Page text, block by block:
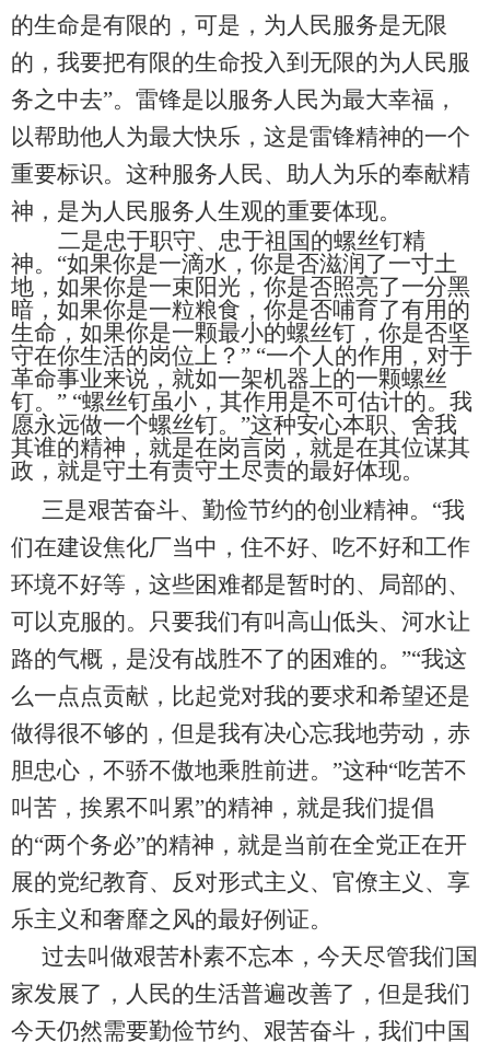
的生命是有限的，可是，为人民服务是无限
的，我要把有限的生命投入到无限的为人民服
务之中去”。 雷锋是以服务人民为最大幸福，
以帮助他人为最大快乐，这是雷锋精神的一个
重要标识。 这种服务人民、助人为乐的奉献精
神，是为人民服务人生观的重要体现。
二是忠于职守、忠于祖国的螺丝钉精
神。 “如果你是一滴水，你是否滋润了一寸土
地，如果你是一束阳光，你是否照亮了一分黑
暗，如果你是一粒粮食，你是否哺育了有用的
生命，如果你是一颗最小的螺丝钉，你是否坚
守在你生活的岗位上？” “一个人的作用，对于
革命事业来说，就如一架机器上的一颗螺丝
钉。 ” “螺丝钉虽小，其作用是不可估计的。我
愿永远做一个螺丝钉。 ”这种安心本职、舍我
其谁的精神，就是在岗言岗， 就是在其位谋其
政，就是守土有责守土尽责的最好体现。
三是艰苦奋斗、勤俭节约的创业精神。 “我
们在建设焦化厂当中，住不好、吃不好和工作
环境不好等，这些困难都是暂时的、局部的、
可以克服的。只要我们有叫高山低头、河水让
路的气概，是没有战胜不了的困难的。 ”“我这
么一点点贡献，比起党对我的要求和希望还是
做得很不够的，但是我有决心忘我地劳动，赤
胆忠心，不骄不傲地乘胜前进。 ”这种“吃苦不
叫苦，挨累不叫累”的精神，就是我们提倡
的“两个务必”的精神，就是当前在全党正在开
展的党纪教育、反对形式主义、官僚主义 、 享
乐主义和奢靡之风的最好例证。
过去叫做艰苦朴素不忘本，今天尽管我们国
家发展了，人民的生活普遍改善了，但是我们
今天仍然需要勤俭节约、艰苦奋斗， 我们中国